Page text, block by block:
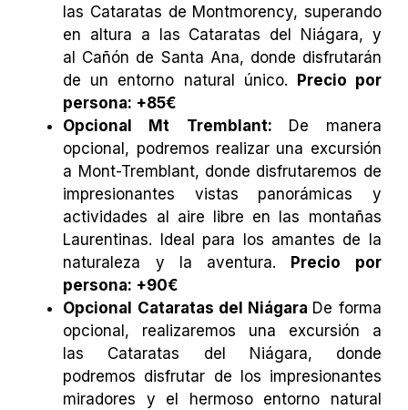
las Cataratas de Montmorency, superando
en altura a las Cataratas del Niágara, y
al Cañón de Santa Ana, donde disfrutarán
de un entorno natural único.
Precio por
persona: +85€
Opcional Mt Tremblant:
De manera
opcional, podremos realizar una excursión
a Mont-Tremblant, donde disfrutaremos de
impresionantes vistas panorámicas y
actividades al aire libre en las montañas
Laurentinas. Ideal para los amantes de la
naturaleza y la aventura.
Precio por
persona: +90€
Opcional Cataratas del Niágara De forma
opcional, realizaremos una excursión a
las Cataratas del Niágara, donde
podremos disfrutar de los impresionantes
miradores y el hermoso entorno natural